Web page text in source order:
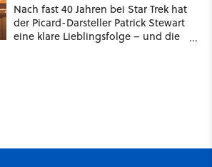
Nach fast 40 Jahren bei Star Trek hat
der Picard-Darsteller Patrick Stewart
eine klare Lieblingsfolge – und die